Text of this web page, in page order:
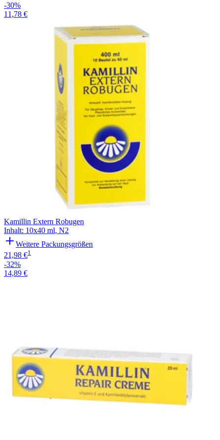
-30%
11,78 €
Kamillin Extern Robugen
Inhalt: 10x40 ml, N2
Weitere Packungsgrößen
21,98 €1
-32%
14,89 €